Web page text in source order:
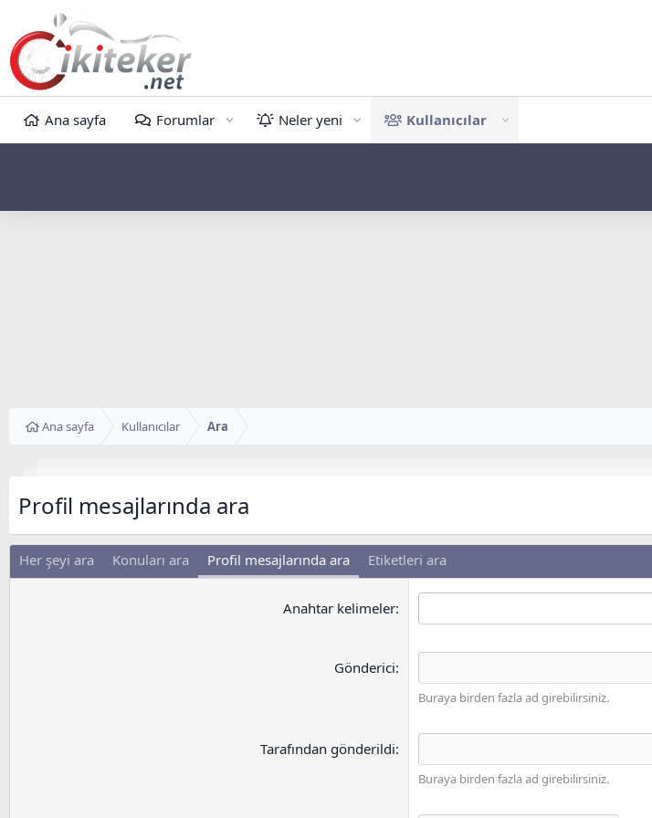
Ana sayfa Forumlar Neler yeni Kullanıcılar
Ana sayfa Kullanıcılar Ara
Profil mesajlarında ara
Her şeyi ara Konuları ara Profil mesajlarında ara Etiketleri ara
Anahtar kelimeler
Gönderici
Buraya birden fazla ad girebilirsiniz.
Tarafından gönderildi
Buraya birden fazla ad girebilirsiniz.